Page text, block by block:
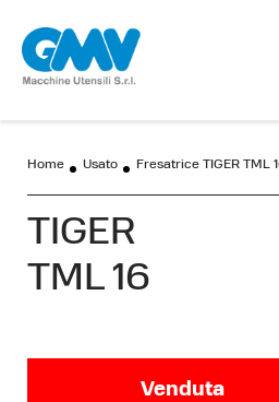
Home Usato Fresatrice TIGER TML
TIGER
TML 16
Venduta